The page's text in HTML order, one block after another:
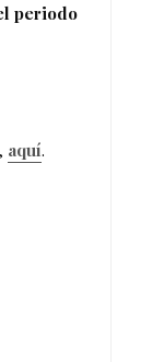
periodo
aquí.